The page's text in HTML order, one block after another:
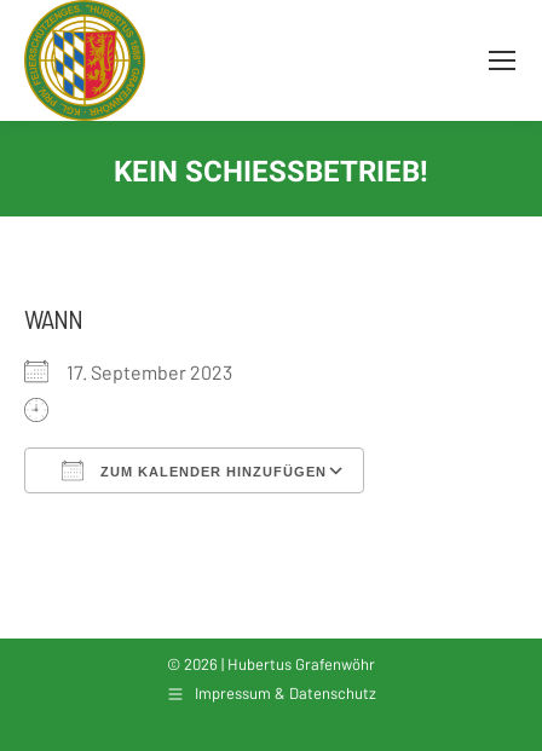
springen
KEIN SCHIESSBETRIEB!
WANN
17. September 2023
ZUM KALENDER HINZUFÜGEN
© 2026 | Hubertus Grafenwöhr
Impressum & Datenschutz